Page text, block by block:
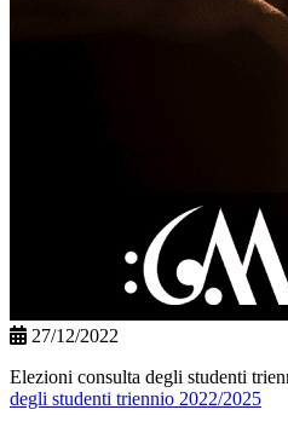
27/12/2022
Elezioni consulta degli studenti
degli studenti triennio 2022/2025